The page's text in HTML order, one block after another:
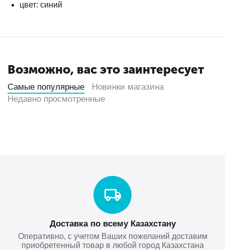
цвет: синий
Возможно, вас это заинтересует
Самые популярные
Новинки магазина
Недавно просмотренные
Доставка по всему Казахстану
Оперативно, с учетом Ваших пожеланий доставим
приобретенный товар в любой город Казахстана